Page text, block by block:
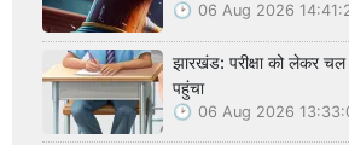
06 Aug 2026
झारखंड: परीक्षा को लेकर
पहुंचा
06 Aug 2026